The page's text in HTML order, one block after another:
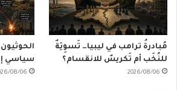
مُبادرةُ ترامب في ليبيا… تَسوِيَةٌ
للنُخَب أم تَكريسٌ للانقسام؟
2026/08/06
سياسي
08/06